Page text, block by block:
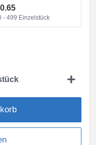
- 499 Einzelstück
+